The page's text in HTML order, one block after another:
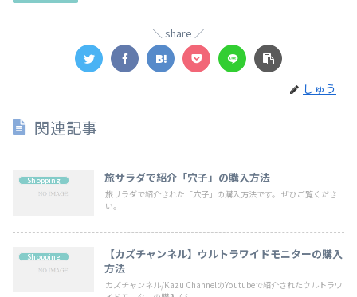
share
しゅう
関連記事
Shopping 旅サラダで紹介「穴子」の購入方法
旅サラダで紹介された「穴子」の購入方法です。 ぜひご覧くださ
い。
Shopping
【カズチャンネル】ウルトラワイドモニターの購入
方法
カズチャンネル/Kazu ChannelのYoutubeで紹介されたウルトラワ